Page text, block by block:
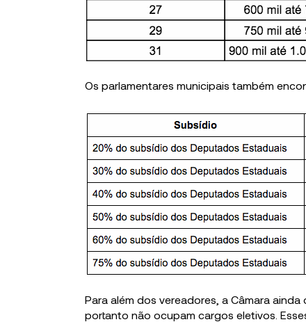
Os parlamentares municipais também
Para além dos vereadores, a Câmara ainda
portanto não ocupam cargos eletivos.